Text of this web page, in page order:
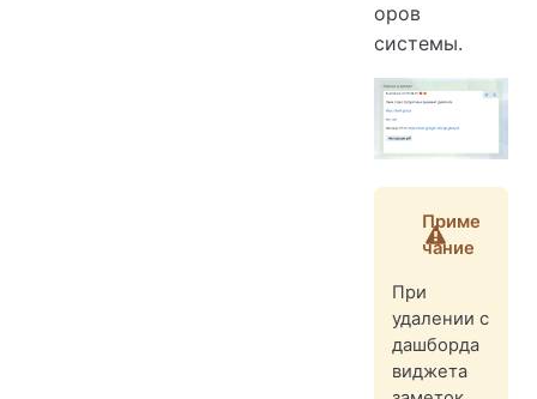
оров
системы.
Приме
чание
При
удалении с
дашборда
виджета